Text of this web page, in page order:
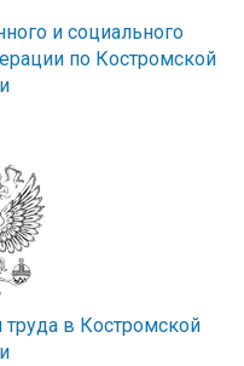
и социального
по Костромской
труда в Костромской